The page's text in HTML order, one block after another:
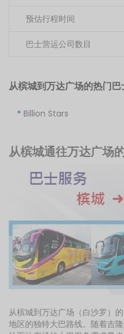
预估行程时间
巴士营运公司数目
从槟城到万达广场的热门巴
Billion Stars
从槟城通往万达广场
从槟城到万达广场（白沙罗）
地区的独特大巴路线。随着吉